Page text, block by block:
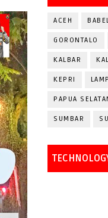
ACEH
GORONTALO
KALBAR
KEPRI
PAPUA
SUMBAR